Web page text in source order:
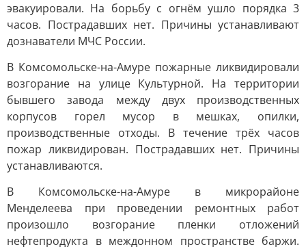
эвакуировали. На борьбу с огнём ушло порядка 3
часов. Пострадавших нет. Причины устанавливают
дознаватели МЧС России.
В Комсомольске-на-Амуре пожарные ликвидировали
возгорание на улице Культурной. На территории
бывшего завода между двух производственных
корпусов горел мусор в мешках, опилки,
производственные отходы. В течение трёх часов
пожар ликвидирован. Пострадавших нет. Причины
устанавливаются.
В Комсомольске-на-Амуре в микрорайоне
Менделеева при проведении ремонтных работ
произошло возгорание пленки отложений
нефтепродукта в междонном пространстве баржи.